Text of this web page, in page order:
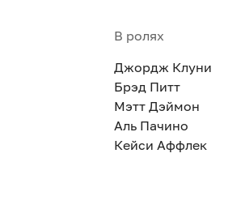
В ролях
Джордж Клуни
Брэд Питт
Мэтт Дэймон
Аль Пачино
Кейси Аффлек